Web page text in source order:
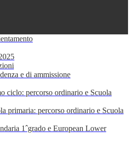
e di ammissione
ciclo: percorso ordinario e Scuola
primaria: percorso ordinario e Scuola
1ˆgrado e European Lower